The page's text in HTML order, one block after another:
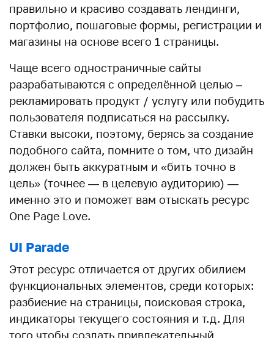
правильно и красиво создавать лендинги,
портфолио, пошаговые формы, регистрации и
магазины на основе всего 1 страницы.
Чаще всего одностраничные сайты
разрабатываются с определённой целью –
рекламировать продукт / услугу или побудить
пользователя подписаться на рассылку.
Ставки высоки, поэтому, берясь за создание
подобного сайта, помните о том, что дизайн
должен быть аккуратным и «бить точно в
цель» (точнее — в целевую аудиторию) —
именно это и поможет вам отыскать ресурс
One Page Love.
UI Parade
Этот ресурс отличается от других обилием
функциональных элементов, среди которых:
разбиение на страницы, поисковая строка,
индикаторы текущего состояния и т.д. Для
того чтобы создать привлекательный,